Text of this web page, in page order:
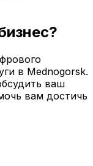
в Mednogorsk.
ваш
вам достичь